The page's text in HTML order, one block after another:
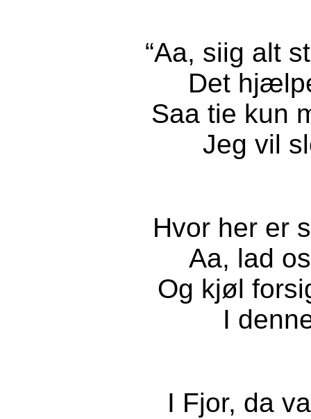
“Aa, siig alt
Det
Saa tie kun
Jeg vil
Hvor her er
Aa, lad
Og kjøl
I
I Fjor, da